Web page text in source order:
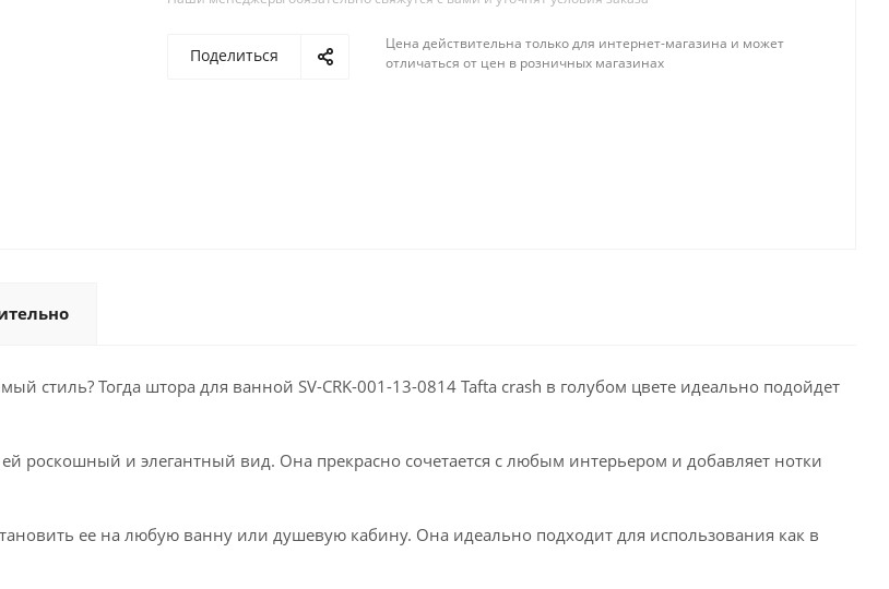
Поделиться
Цена действительна только для интернет-магазина и может
отличаться от цен в розничных магазинах
стиль? Тогда штора для ванной SV-CRK-001-13-0814 Tafta crash в голубом цвете идеально подойдет
роскошный и элегантный вид. Она прекрасно сочетается с любым интерьером и добавляет нотки
ее на любую ванну или душевую кабину. Она идеально подходит для использования как в